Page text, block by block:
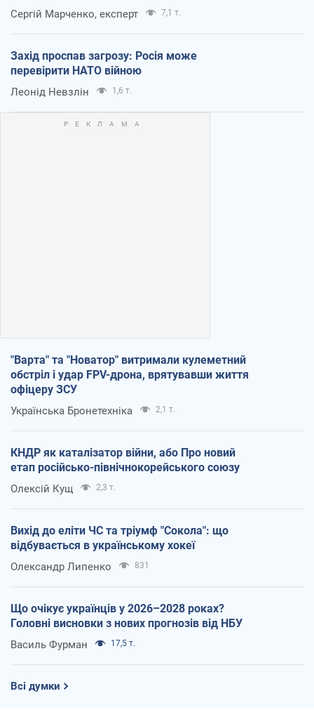
Сергій Марченко, експерт 7,1 т.
Захід проспав загрозу: Росія може
перевірити НАТО війною
Леонід Невзлін 1,6 т.
"Варта" та "Новатор" витримали кулеметний
обстріл і удар FPV-дрона, врятувавши життя
офіцеру ЗСУ
Українська Бронетехніка 2,1 т.
КНДР як каталізатор війни, або Про новий
етап російсько-північнокорейського союзу
Олексій Кущ 2,3 т.
Вихід до еліти ЧС та тріумф "Сокола": що
відбувається в українському хокеї
Олександр Липенко 831
Що очікує українців у 2026–2028 роках?
Головні висновки з нових прогнозів від НБУ
Василь Фурман 17,5 т.
Всі думки